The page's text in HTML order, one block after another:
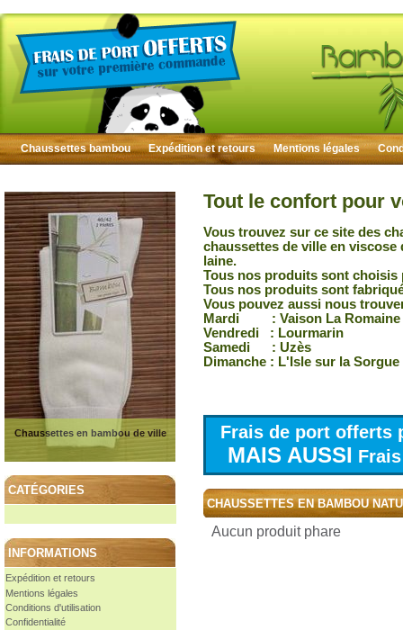
Chaussettes bambou Expédition et retours Mentions légales
Chaussettes en bambou de ville
CATÉGORIES
INFORMATIONS
Expédition et retours
Mentions légales
Conditions d'utilisation
Confidentialité
Tout le confort pour
Vous trouvez sur ce site des
chaussettes de ville en
laine.
Tous nos produits sont choisis
Tous nos produits sont
Vous pouvez aussi nous
Mardi : Vaison La Romaine
Vendredi : Lourmarin
Samedi : Uzès
Dimanche : L'Isle sur la Sorgue
Frais de port offerts
MAIS AUSSI
CHAUSSETTES EN BAMBOU
Aucun produit phare